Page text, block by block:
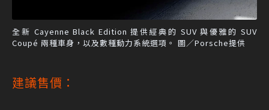
全新 Cayenne Black Edition 提供經典的 SUV 與優雅的 SUV
Coupé 兩種車身，以及數種動力系統選項。 圖／Porsche提供
建議售價：